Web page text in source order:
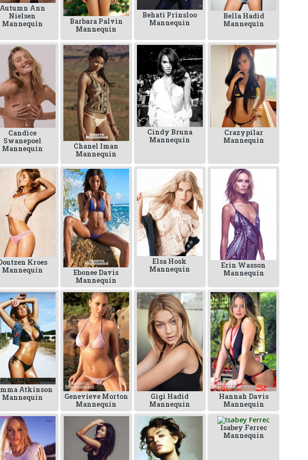
Autumn Ann
Nielsen
Mannequin
Barbara Palvin
Mannequin
Behati Prinsloo
Mannequin
Bella Hadid
Mannequin
Candice
Swanepoel
Mannequin
Chanel Iman
Mannequin
Cindy Bruna
Mannequin
Crazypilar
Mannequin
Kroes
Mannequin
Ebonee Davis
Mannequin
Elsa Hosk
Mannequin
Erin Wasson
Mannequin
Atkinson
Mannequin
Genevieve Morton
Mannequin
Gigi Hadid
Mannequin
Hannah Davis
Mannequin
Isabey Ferrec
Mannequin